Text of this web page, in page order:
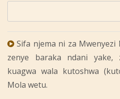
Sifa njema ni za
zenye baraka ndani yake,
kuagwa wala kutoshwa
Mola wetu.